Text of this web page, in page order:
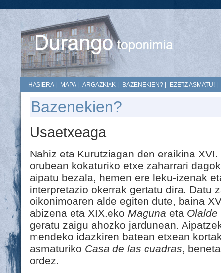
HASIERA| MAPA| ARGAZKIAK BAZENEKIEN? EZETZ ASMATU!
Bazenekien?
Usaetxeaga
Nahiz eta Kurutziagan den eraikina
orubean kokaturiko etxe zaharrari
aipatu bezala, hemen ere leku-izenak
interpretazio okerrak gertatu dira. Datu
oikonimoaren alde egiten dute, baina
abizena eta XIX.eko Maguna eta Olalde
geratu zaigu ahozko jardunean.
mendeko idazkiren batean etxean
asmaturiko Casa de las cuadras,
ordez.